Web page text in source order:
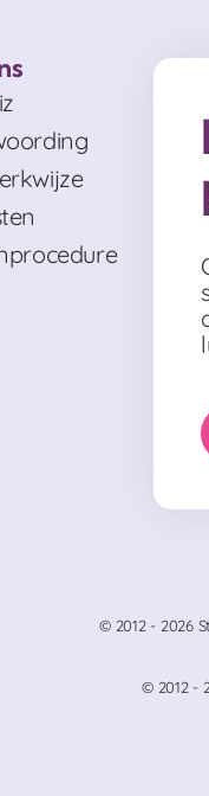
© 2012 - 2026
© 2012 -